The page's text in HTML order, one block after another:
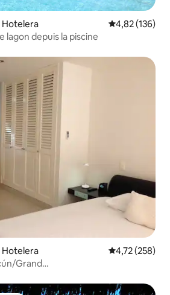
Hotelera Évaluation
4,82 (136)
lagon depuis la piscine
Hotelera Évaluation
4,72 (258)
Grand